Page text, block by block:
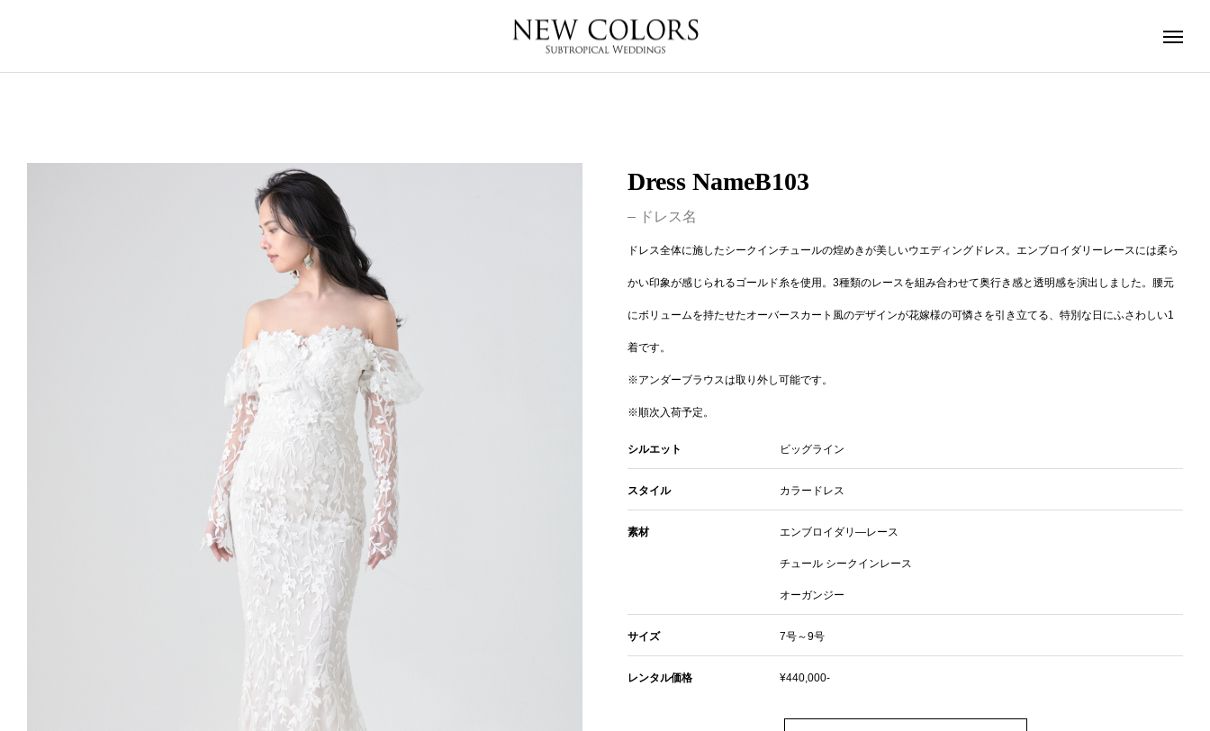
Dress NameB103
– ドレス名
ドレス全体に施したシークインチュールの煌めきが美しいウエディングドレス。エンブロイダリーレースには柔ら
かい印象が感じられるゴールド糸を使用。3種類のレースを組み合わせて奥行き感と透明感を演出しました。腰元
にボリュームを持たせたオーバースカート風のデザインが花嫁様の可憐さを引き立てる、特別な日にふさわしい1
着です。
※アンダーブラウスは取り外し可能です。
※順次入荷予定。
シルエット ビッグライン
スタイル カラードレス
素材 エンブロイダリ―レース
チュール シークインレース
オーガンジー
サイズ 7号～9号
レンタル価格 ¥440,000-